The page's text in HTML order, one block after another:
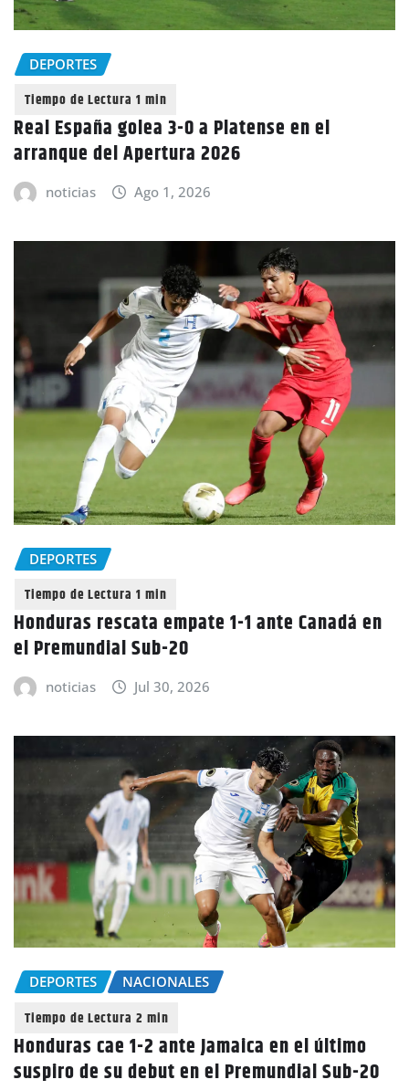
DEPORTES
Real España golea 3-0 a Platense en el
arranque del Apertura 2026
noticias Ago 1, 2026
DEPORTES
Honduras rescata empate 1-1 ante Canadá en
el Premundial Sub-20
noticias Jul 30, 2026
DEPORTES NACIONALES
Honduras cae 1-2 ante Jamaica en el último
suspiro de su debut en el Premundial Sub-20